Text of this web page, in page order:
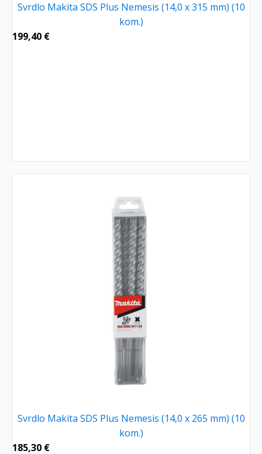
Svrdlo Makita SDS Plus Nemesis (14,0 x 315 mm) (10
kom.)
199,40 €
Svrdlo Makita SDS Plus Nemesis (14,0 x 265 mm) (10
kom.)
185,30 €